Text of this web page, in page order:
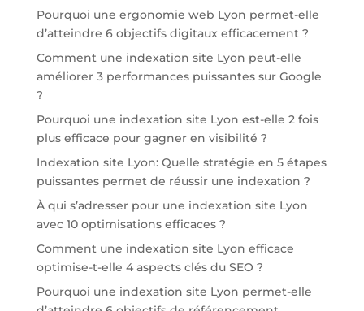
Pourquoi une ergonomie web Lyon permet-elle
d’atteindre 6 objectifs digitaux efficacement ?
Comment une indexation site Lyon peut-elle
améliorer 3 performances puissantes sur Google
?
Pourquoi une indexation site Lyon est-elle 2 fois
plus efficace pour gagner en visibilité ?
Indexation site Lyon: Quelle stratégie en 5 étapes
puissantes permet de réussir une indexation ?
À qui s’adresser pour une indexation site Lyon
avec 10 optimisations efficaces ?
Comment une indexation site Lyon efficace
optimise-t-elle 4 aspects clés du SEO ?
Pourquoi une indexation site Lyon permet-elle